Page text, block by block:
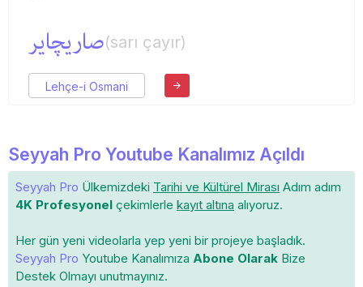
صاریچایر(sarı çayır)
Lehçe-i Osmani
Seyyah Pro Youtube Kanalımız Açıldı
Seyyah Pro Ülkemizdeki Tarihi ve Kültürel Mirası Adım adım
4K Profesyonel çekimlerle kayıt altına alıyoruz.
Her gün yeni videolarla yep yeni bir projeye başladık.
Seyyah Pro Youtube Kanalımıza Abone Olarak Bize
Destek Olmayı unutmayınız.